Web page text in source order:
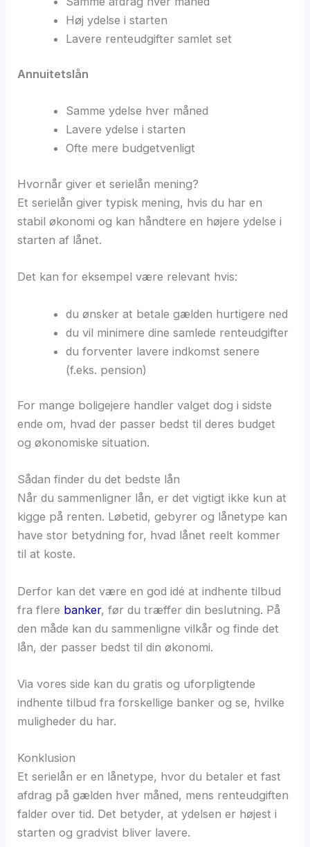
Høj ydelse i starten
Lavere renteudgifter samlet set
Annuitetslån
Samme ydelse hver måned
Lavere ydelse i starten
Ofte mere budgetvenligt
Hvornår giver et serielån mening?
Et serielån giver typisk mening, hvis du har en
stabil økonomi og kan håndtere en højere ydelse i
starten af lånet.
Det kan for eksempel være relevant hvis:
du ønsker at betale gælden hurtigere ned
du vil minimere dine samlede renteudgifter
du forventer lavere indkomst senere
(f.eks. pension)
For mange boligejere handler valget dog i sidste
ende om, hvad der passer bedst til deres budget
og økonomiske situation.
Sådan finder du det bedste lån
Når du sammenligner lån, er det vigtigt ikke kun at
kigge på renten. Løbetid, gebyrer og lånetype kan
have stor betydning for, hvad lånet reelt kommer
til at koste.
Derfor kan det være en god idé at indhente tilbud
fra flere banker, før du træffer din beslutning. På
den måde kan du sammenligne vilkår og finde det
lån, der passer bedst til din økonomi.
Via vores side kan du gratis og uforpligtende
indhente tilbud fra forskellige banker og se, hvilke
muligheder du har.
Konklusion
Et serielån er en lånetype, hvor du betaler et fast
afdrag på gælden hver måned, mens renteudgiften
falder over tid. Det betyder, at ydelsen er højest i
starten og gradvist bliver lavere.